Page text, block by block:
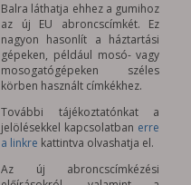
Balra láthatja ehhez a gumihoz
az új EU abroncscímkét. Ez
nagyon hasonlít a háztartási
gépeken, például mosó- vagy
mosogatógépeken széles
körben használt címkékhez.
További tájékoztatónkat a
jelölésekkel kapcsolatban erre
a linkre kattintva olvashatja el.
Az új abroncscímkézési